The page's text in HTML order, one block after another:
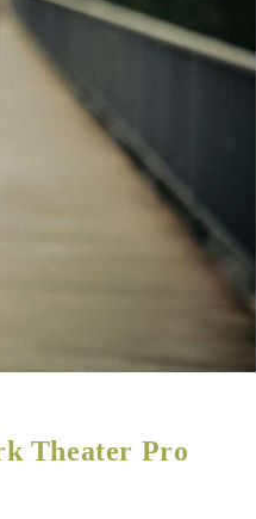
Theater Pro